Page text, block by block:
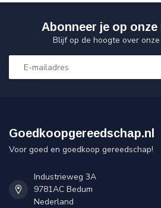
Abonneer je op
Blijf op de hoogte over
Goedkoopgereedschap.nl
Voor goed en goedkoop gereedschap!
Industrieweg 3A
9781AC Bedum
Nederland